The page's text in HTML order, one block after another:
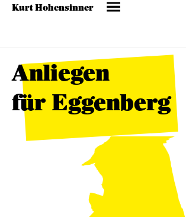
Kurt Hohensinner
Anliegen
für Eggenberg